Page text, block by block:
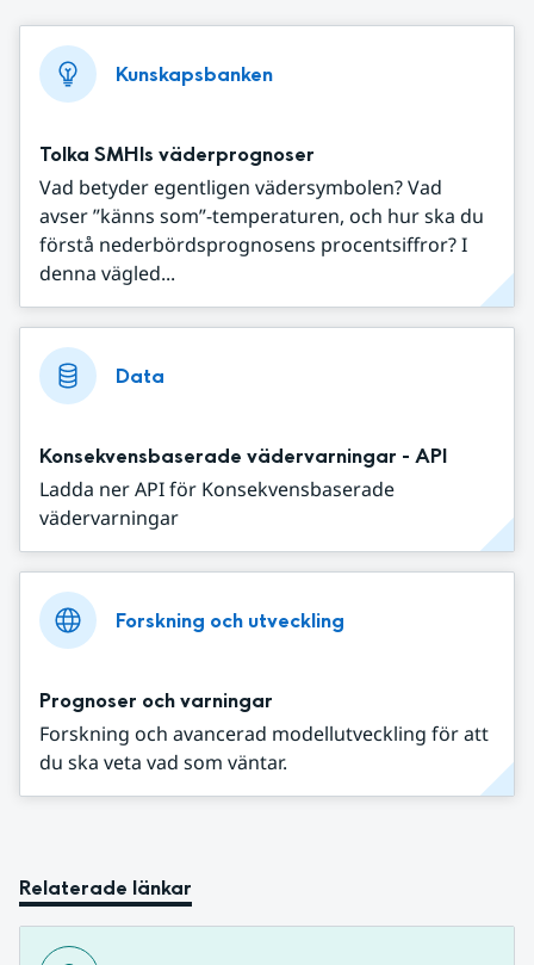
Kunskapsbanken
Tolka SMHIs väderprognoser
Vad betyder egentligen vädersymbolen? Vad
avser ”känns som”-temperaturen, och hur ska du
förstå nederbördsprognosens procentsiffror? I
denna vägled...
Data
Konsekvensbaserade vädervarningar - API
Ladda ner API för Konsekvensbaserade
vädervarningar
Forskning och utveckling
Prognoser och varningar
Forskning och avancerad modellutveckling för att
du ska veta vad som väntar.
Relaterade länkar